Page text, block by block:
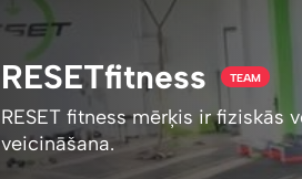
RESETfitness TEAM
RESET fitness mērķis ir fiziskās
veicināšana.